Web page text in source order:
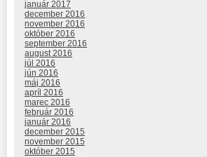
január 2017
december 2016
november 2016
október 2016
september 2016
august 2016
júl 2016
jún 2016
máj 2016
apríl 2016
marec 2016
február 2016
január 2016
december 2015
november 2015
október 2015